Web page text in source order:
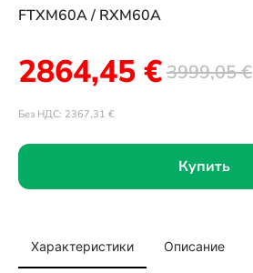
FTXM60A / RXM60A
3999,05€
2864,45€
Без НДС: 2367,31 €
Купить
Характеристики Описание